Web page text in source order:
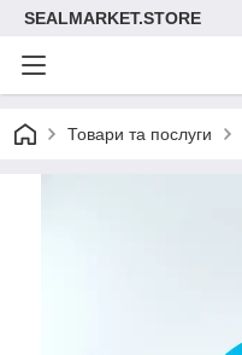
SEALMARKET.STORE
Товари та послуги